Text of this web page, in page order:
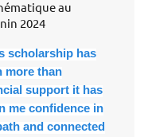
au
2024
scholarship has
more than
support it has
me confidence in
and connected